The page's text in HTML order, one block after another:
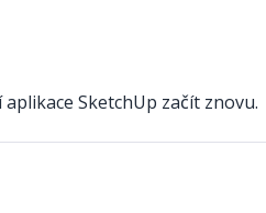
SketchUp začít znovu.